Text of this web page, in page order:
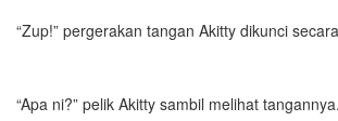
“Zup!” pergerakan tangan Akitty dikunci
“Apa ni?” pelik Akitty sambil melihat tangannya.